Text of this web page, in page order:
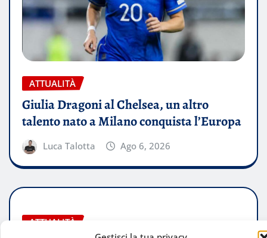
ATTUALITÀ
Giulia Dragoni al Chelsea, un altro
talento nato a Milano conquista l’Europa
Luca Talotta Ago 6, 2026
ATTUALITÀ